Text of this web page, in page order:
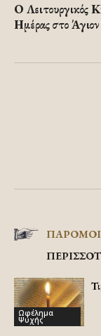
Ο Λειτουργικός
Ημέρας στο
Ωφέλημα
Ψυχής